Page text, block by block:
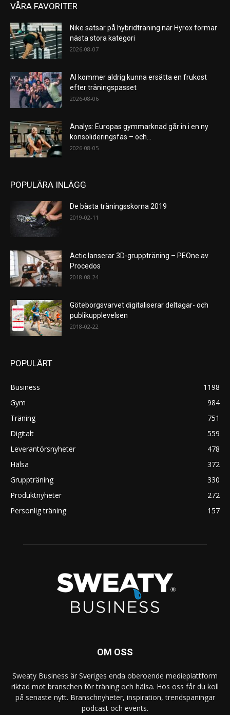
VÅRA FAVORITER
Nike satsar på hybridträning när Hyrox formar
nästa stora kategori
2026-08-07
AI kommer aldrig kunna ersätta en frukost
efter träningspasset
2026-08-06
Analys: Europas gymmarknad går in i en ny
konsolideringsfas – och...
2026-08-05
POPULÄRA INLÄGG
De bästa träningsskorna 2019
2019-02-11
Actic lanserar 3D-gruppträning – PEOne av
Procedos
2018-08-24
Göteborgsvarvet digitaliserar deltagar- och
publikupplevelsen
2018-02-22
POPULÄRT
Business
1198
Gym
984
Träning
751
Digitalt
559
Leverantörsnyheter
478
Hälsa
372
Gruppträning
330
Produktnyheter
272
Personlig träning
157
OM OSS
Sweaty Business är Sveriges enda oberoende medieplattform
riktad mot branschen för träning och hälsa. Hos oss får du koll
på senaste nytt. Branschnyheter, inspiration, trendspaningar
podcast och events.